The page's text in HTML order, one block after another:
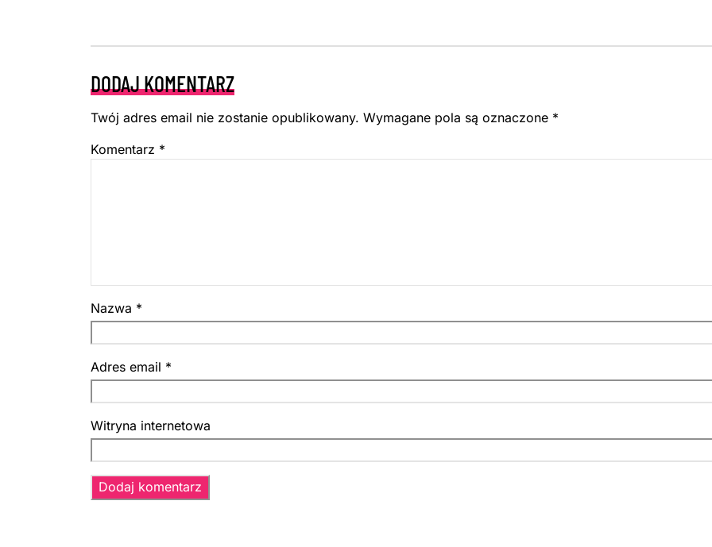
DODAJ KOMENTARZ
Twój adres email nie zostanie opublikowany. Wymagane pola są oznaczone *
Komentarz *
Nazwa *
Adres email *
Witryna internetowa